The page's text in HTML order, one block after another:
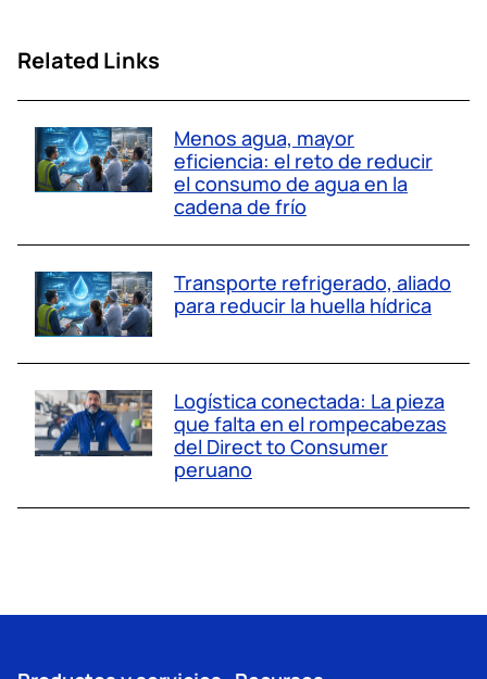
Related Links
Menos agua, mayor
eficiencia: el reto de reducir
el consumo de agua en la
cadena de frío
Transporte refrigerado, aliado
para reducir la huella hídrica
Logística conectada: La pieza
que falta en el rompecabezas
del Direct to Consumer
peruano